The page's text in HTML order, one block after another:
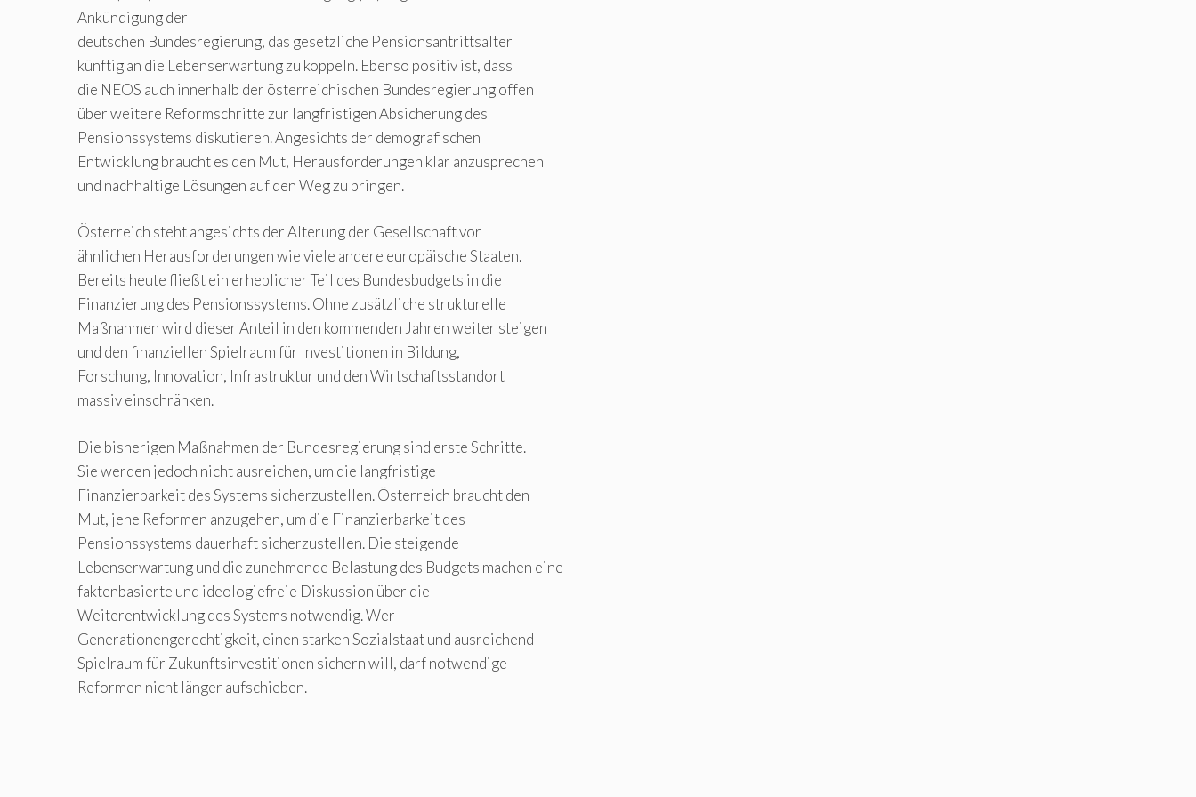
Ankündigung der
deutschen Bundesregierung, das gesetzliche Pensionsantrittsalter
künftig an die Lebenserwartung zu koppeln. Ebenso positiv ist, dass
die NEOS auch innerhalb der österreichischen Bundesregierung offen
über weitere Reformschritte zur langfristigen Absicherung des
Pensionssystems diskutieren. Angesichts der demografischen
Entwicklung braucht es den Mut, Herausforderungen klar anzusprechen
und nachhaltige Lösungen auf den Weg zu bringen.
Österreich steht angesichts der Alterung der Gesellschaft vor
ähnlichen Herausforderungen wie viele andere europäische Staaten.
Bereits heute fließt ein erheblicher Teil des Bundesbudgets in die
Finanzierung des Pensionssystems. Ohne zusätzliche strukturelle
Maßnahmen wird dieser Anteil in den kommenden Jahren weiter steigen
und den finanziellen Spielraum für Investitionen in Bildung,
Forschung, Innovation, Infrastruktur und den Wirtschaftsstandort
massiv einschränken.
Die bisherigen Maßnahmen der Bundesregierung sind erste Schritte.
Sie werden jedoch nicht ausreichen, um die langfristige
Finanzierbarkeit des Systems sicherzustellen. Österreich braucht den
Mut, jene Reformen anzugehen, um die Finanzierbarkeit des
Pensionssystems dauerhaft sicherzustellen. Die steigende
Lebenserwartung und die zunehmende Belastung des Budgets machen eine
faktenbasierte und ideologiefreie Diskussion über die
Weiterentwicklung des Systems notwendig. Wer
Generationengerechtigkeit, einen starken Sozialstaat und ausreichend
Spielraum für Zukunftsinvestitionen sichern will, darf notwendige
Reformen nicht länger aufschieben.